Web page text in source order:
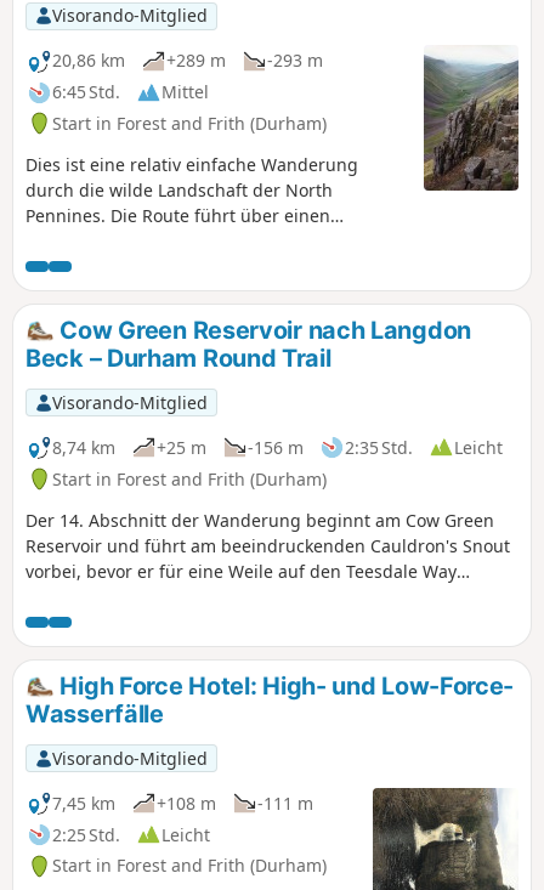
und mehr über den „Helm Wind“ ergehen, der für das
Cross-Fell-Gebiet charakteristisch ist.
Visorando-Mitglied
20,86 km
+289 m
-293 m
6:45 Std.
Mittel
Start in Forest and Frith (Durham)
Dies ist eine relativ einfache Wanderung
durch die wilde Landschaft der North
Pennines. Die Route führt über einen
herausragenden Naturformationen – High
Cup Nick und Cauldron Snout. Selbst bei
schlechter Sicht gibt es keine Probleme, den
Weg zu finden.
Cow Green Reservoir nach Langdon
Beck – Durham Round Trail
Visorando-Mitglied
8,74 km
+25 m -156 m 2:35 Std.
Leicht
Start in Forest and Frith (Durham)
Der 14. Abschnitt der Wanderung beginnt am Cow Green
Reservoir und führt am beeindruckenden Cauldron's Snout
vorbei, bevor er für eine Weile auf den Teesdale Way
High Force Hotel: High- und Low-Force-
Wasserfälle
Visorando-Mitglied
7,45 km
+108 m
-111 m
2:25 Std.
Leicht
Start in Forest and Frith (Durham)